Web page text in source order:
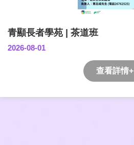
青顯長者學苑 | 茶道班
2026-08-01
查看詳情+